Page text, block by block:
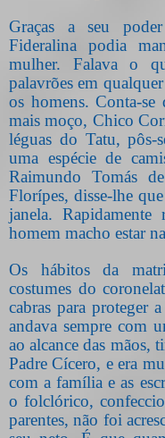
Graças a seu
Fideralina podia
mulher. Falava o
palavrões em
os homens. Conta-se
mais moço, Chico
léguas do Tatu, pôs-
uma espécie de
Raimundo Tomás
Florípes, disse-lhe
janela. Rapidamente
homem macho estar
Os hábitos da
costumes do
cabras para proteger
andava sempre com
ao alcance das mãos,
Padre Cícero, e era
com a família e as
o folclórico,
parentes, não foi